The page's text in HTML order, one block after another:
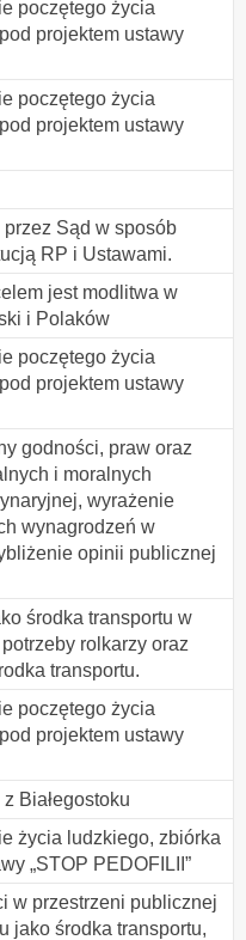
poczętego życia
projektem ustawy
poczętego życia
projektem ustawy
Sąd w sposób
RP i Ustawami.
jest modlitwa w
i Polaków
poczętego życia
projektem ustawy
godności, praw oraz
i moralnych
wyrażenie
wynagrodzeń w
opinii publicznej
środka transportu w
rolkarzy oraz
transportu.
poczętego życia
projektem ustawy
Białegostoku
życia ludzkiego, zbiórka
„STOP PEDOFILII”
w przestrzeni publicznej
jako środka transportu,